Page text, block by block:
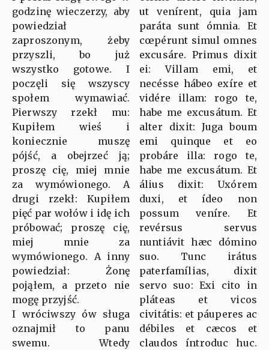
godzinę wieczerzy, aby
powiedział
zaproszonym, żeby
przyszli, bo już
wszystko gotowe. I
poczęli się wszyscy
społem wymawiać.
Pierwszy rzekł mu:
Kupiłem wieś i
koniecznie muszę
pójść, a obejrzeć ją;
proszę cię, miej mnie
za wymówionego. A
drugi rzekł: Kupiłem
pięć par wołów i idę ich
próbować; proszę cię,
miej mnie za
wymówionego. A inny
powiedział: Żonę
pojąłem, a przeto nie
mogę przyjść.
I wróciwszy ów sługa
oznajmił to panu
swemu. Wtedy
ut venírent, quia jam
paráta sunt ómnia. Et
cœpérunt simul omnes
excusáre. Primus dixit
ei: Villam emi, et
necésse hábeo exíre et
vidére illam: rogo te,
habe me excusátum. Et
alter dixit: Juga boum
emi quinque et eo
probáre illa: rogo te,
habe me excusátum. Et
álius dixit: Uxórem
duxi, et ídeo non
possum veníre. Et
revérsus servus
nuntiávit hæc dómino
suo. Tunc irátus
paterfamílias, dixit
servo suo: Exi cito in
pláteas et vicos
civitátis: et páuperes ac
débiles et cæcos et
claudos íntroduc huc.